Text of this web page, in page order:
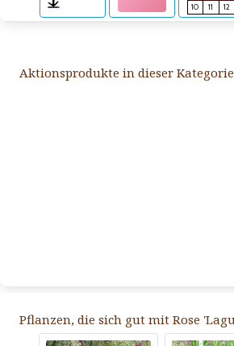
10
11 12
Aktionsprodukte in dieser
Pflanzen, die sich gut mit Rose